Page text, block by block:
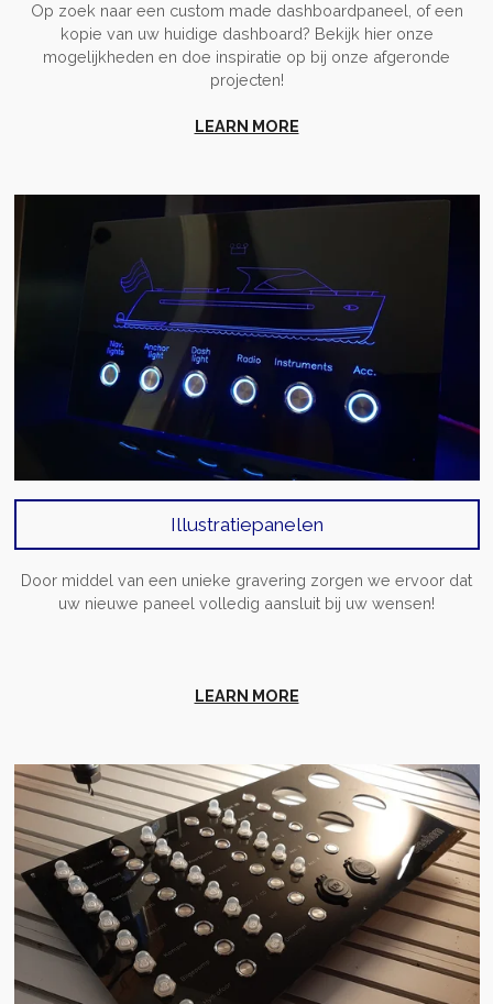
Op zoek naar een custom made dashboardpaneel, of een
kopie van uw huidige dashboard? Bekijk hier onze
mogelijkheden en doe inspiratie op bij onze afgeronde
projecten!
LEARN MORE
Illustratiepanelen
Door middel van een unieke gravering zorgen we ervoor dat
uw nieuwe paneel volledig aansluit bij uw wensen!
LEARN MORE